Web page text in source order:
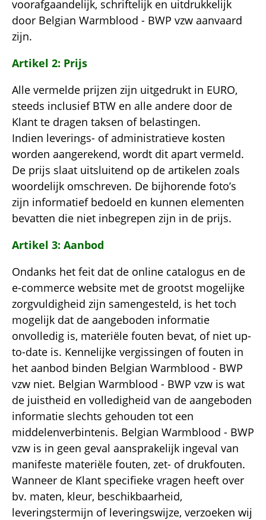
voorafgaandelijk, schriftelijk en uitdrukkelijk
door Belgian Warmblood - BWP vzw aanvaard
zijn.
Artikel 2: Prijs
Alle vermelde prijzen zijn uitgedrukt in EURO,
steeds inclusief BTW en alle andere door de
Klant te dragen taksen of belastingen.
Indien leverings- of administratieve kosten
worden aangerekend, wordt dit apart vermeld.
De prijs slaat uitsluitend op de artikelen zoals
woordelijk omschreven. De bijhorende foto’s
zijn informatief bedoeld en kunnen elementen
bevatten die niet inbegrepen zijn in de prijs.
Artikel 3: Aanbod
Ondanks het feit dat de online catalogus en de
e-commerce website met de grootst mogelijke
zorgvuldigheid zijn samengesteld, is het toch
mogelijk dat de aangeboden informatie
onvolledig is, materiële fouten bevat, of niet up-
to-date is. Kennelijke vergissingen of fouten in
het aanbod binden Belgian Warmblood - BWP
vzw niet. Belgian Warmblood - BWP vzw is wat
de juistheid en volledigheid van de aangeboden
informatie slechts gehouden tot een
middelenverbintenis. Belgian Warmblood - BWP
vzw is in geen geval aansprakelijk ingeval van
manifeste materiële fouten, zet- of drukfouten.
Wanneer de Klant specifieke vragen heeft over
bv. maten, kleur, beschikbaarheid,
leveringstermijn of leveringswijze, verzoeken wij